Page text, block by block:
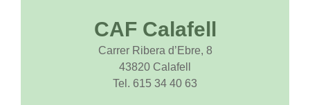
CAF Calafell
Carrer Ribera d’Ebre, 8
43820 Calafell
Tel. 615 34 40 63